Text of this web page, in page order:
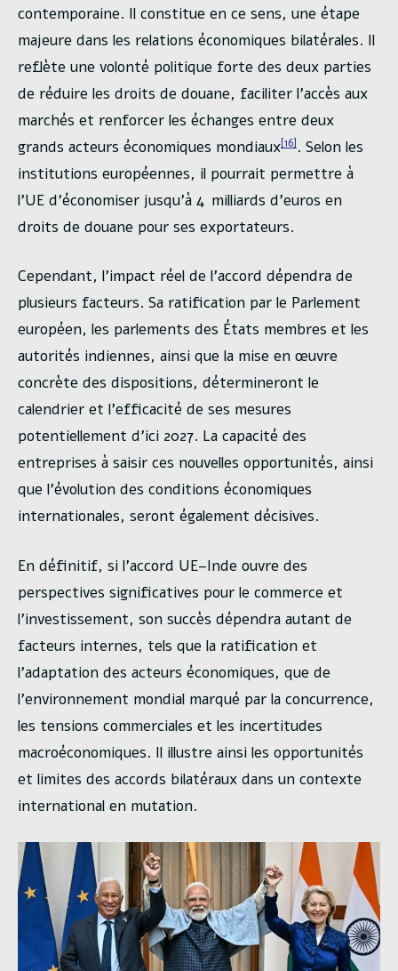
contemporaine. Il constitue en ce sens, une étape
majeure dans les relations économiques bilatérales. Il
reflète une volonté politique forte des deux parties
de réduire les droits de douane, faciliter l’accès aux
marchés et renforcer les échanges entre deux
grands acteurs économiques mondiaux[16]. Selon les
institutions européennes, il pourrait permettre à
l’UE d’économiser jusqu’à 4 milliards d’euros en
droits de douane pour ses exportateurs.
Cependant, l’impact réel de l’accord dépendra de
plusieurs facteurs. Sa ratification par le Parlement
européen, les parlements des États membres et les
autorités indiennes, ainsi que la mise en œuvre
concrète des dispositions, détermineront le
calendrier et l’efficacité de ses mesures
potentiellement d’ici 2027. La capacité des
entreprises à saisir ces nouvelles opportunités, ainsi
que l’évolution des conditions économiques
internationales, seront également décisives.
En définitif, si l’accord UE–Inde ouvre des
perspectives significatives pour le commerce et
l’investissement, son succès dépendra autant de
facteurs internes, tels que la ratification et
l’adaptation des acteurs économiques, que de
l’environnement mondial marqué par la concurrence,
les tensions commerciales et les incertitudes
macroéconomiques. Il illustre ainsi les opportunités
et limites des accords bilatéraux dans un contexte
international en mutation.